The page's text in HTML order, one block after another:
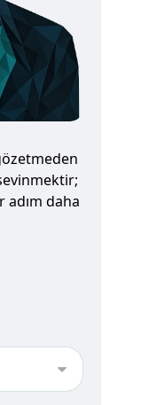
adım daha